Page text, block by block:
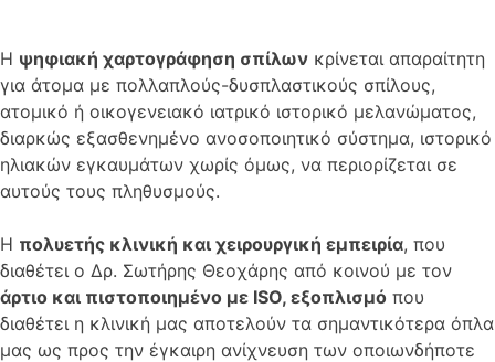
Η ψηφιακή χαρτογράφηση σπίλων κρίνεται απαραίτητη
για άτομα με πολλαπλούς-δυσπλαστικούς σπίλους,
ατομικό ή οικογενειακό ιατρικό ιστορικό μελανώματος,
διαρκώς εξασθενημένο ανοσοποιητικό σύστημα, ιστορικό
ηλιακών εγκαυμάτων χωρίς όμως, να περιορίζεται σε
αυτούς τους πληθυσμούς.
Η πολυετής κλινική και χειρουργική εμπειρία, που
διαθέτει ο Δρ. Σωτήρης Θεοχάρης από κοινού με τον
άρτιο και πιστοποιημένο με ISO, εξοπλισμό που
διαθέτει η κλινική μας αποτελούν τα σημαντικότερα όπλα
μας ως προς την έγκαιρη ανίχνευση των οποιωνδήποτε